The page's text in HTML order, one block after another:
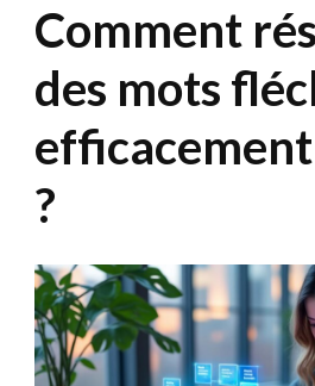
Comment
des mots
?